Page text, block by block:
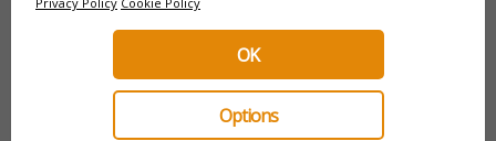
marile monumente, precum Topkapı,
Ca să evitați aglomerația
decalibratifață de fluxurile turistice.
Options
OK